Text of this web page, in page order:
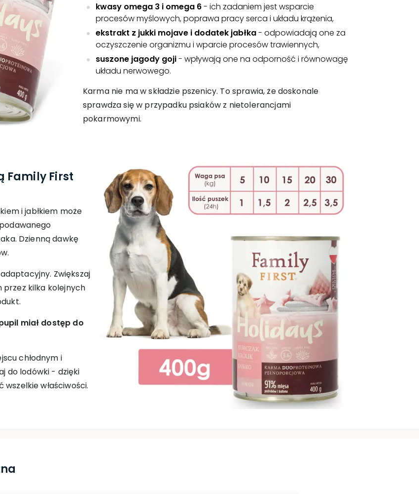
kwasy omega 3 i omega 6- ich zadaniem jest wsparcie
procesów myślowych, poprawa pracy serca i układu krążenia,
ekstrakt z jukki mojave i dodatek jabłka- odpowiadają one za
oczyszczenie organizmu i wparcie procesów trawiennych,
suszone jagody goji- wpływają one na odporność i równowagę
układu nerwowego.
Karma nie ma w składzie pszenicy. To sprawia, że doskonale
sprawdza się w przypadku psiaków z nietolerancjami
pokarmowymi.
Family First
i jabłkiem może
Dzienną dawkę
Zwiększaj
przez kilka kolejnych
miał dostęp do
chłodnym i
do lodówki - dzięki
właściwości.